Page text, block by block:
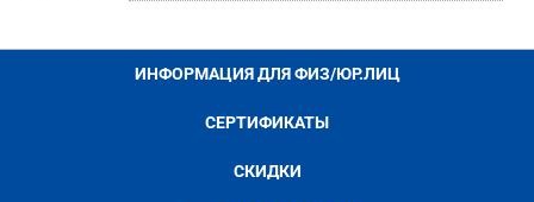
ИНФОРМАЦИЯ ДЛЯ ФИЗ/ЮР.ЛИЦ
СЕРТИФИКАТЫ
СКИДКИ